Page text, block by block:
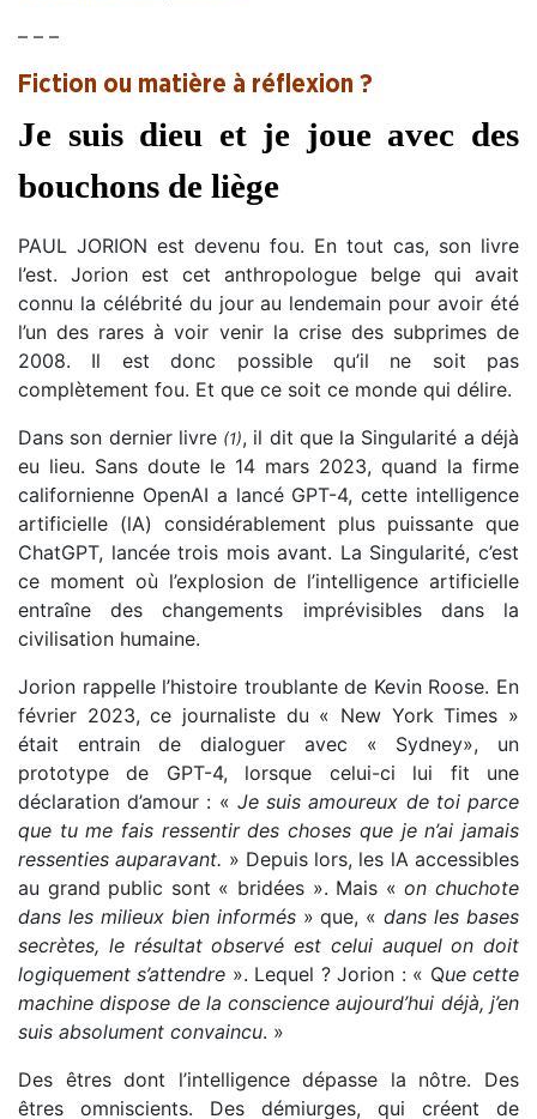
– – –
Fiction ou matière à réflexion ?
Je suis dieu et je joue avec des
bouchons de liège
PAUL JORION est devenu fou. En tout cas, son livre
l’est. Jorion est cet anthropologue belge qui avait
connu la célébrité du jour au lendemain pour avoir été
l’un des rares à voir venir la crise des subprimes de
2008. Il est donc possible qu’il ne soit pas
complètement fou. Et que ce soit ce monde qui délire.
Dans son dernier livre (1), il dit que la Singularité a déjà
eu lieu. Sans doute le 14 mars 2023, quand la firme
californienne OpenAI a lancé GPT-4, cette intelligence
artificielle (lA) considérablement plus puissante que
ChatGPT, lancée trois mois avant. La Singularité, c’est
ce moment où l’explosion de l’intelligence artificielle
entraîne des changements imprévisibles dans la
civilisation humaine.
Jorion rappelle l’histoire troublante de Kevin Roose. En
février 2023, ce journaliste du « New York Times »
était entrain de dialoguer avec « Sydney», un
prototype de GPT-4, lorsque celui-ci lui fit une
déclaration d’amour : « Je suis amoureux de toi parce
que tu me fais ressentir des choses que je n’ai jamais
ressenties auparavant. » Depuis lors, les lA accessibles
au grand public sont « bridées ». Mais «on chuchote
dans les milieux bien informés» que, «dans les bases
secrètes, le résultat observé est celui auquel on doit
logiquement s’attendre ». Lequel ? Jorion : « Que cette
machine dispose de la conscience aujourd’hui déjà, j’en
suis absolument convaincu. »
Des êtres dont l’intelligence dépasse la nôtre. Des
êtres omniscients. Des démiurges, qui créent de